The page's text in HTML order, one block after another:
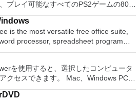
ある場合。 低レベルのユーティリティ
* ISOで動作しま
、BartPE / pebuilder、CentOS、
、FreeDOS、Gentoo、
Boot CD、LiveXP、Knoppix、
、NT Password Registry Editor、
Magic、Slackware、Tails、Trinity
Ultimate Boot CD、Windows XP（SP2
プレイ可能なすべてのPS2ゲームの80％
かなり強力なコンピューターを所有して
れたエミュレーターです。また、この
ーエンドコンピューターのサポートも提
2コンソールのすべての所有者は、
とができます。 PCSX2エミュレ
PS2コントローラーを使用して、本物の
験をシミュレートできます。このアプリ
スクからゲームを直接実行することも、
イメージとして実行することもできま
is the most versatile free office suite,
processor, spreadsheet program
With these three programs you will
any office related tasks. WPS
multiple language support for English,
Portuguese,Russian and Polish
languages requires only a
を使用すると、選択したコンピュータ
クセスできます。 Mac、Windows PC、
界中のどこからでも。 VNC Viewerを
ーターのデスクトップを表示したり、コ